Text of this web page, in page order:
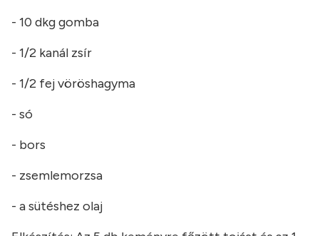
- 10 dkg gomba
- 1/2 kanál zsír
- 1/2 fej vöröshagyma
- só
- bors
- zsemlemorzsa
- a sütéshez olaj